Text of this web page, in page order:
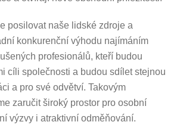
posilovat naše lidské zdroje a
konkurenční výhodu najímáním
profesionálů, kteří budou
cíli společnosti a budou sdílet stejnou
a pro své odvětví. Takovým
zaručit široký prostor pro osobní
výzvy i atraktivní odměňování.